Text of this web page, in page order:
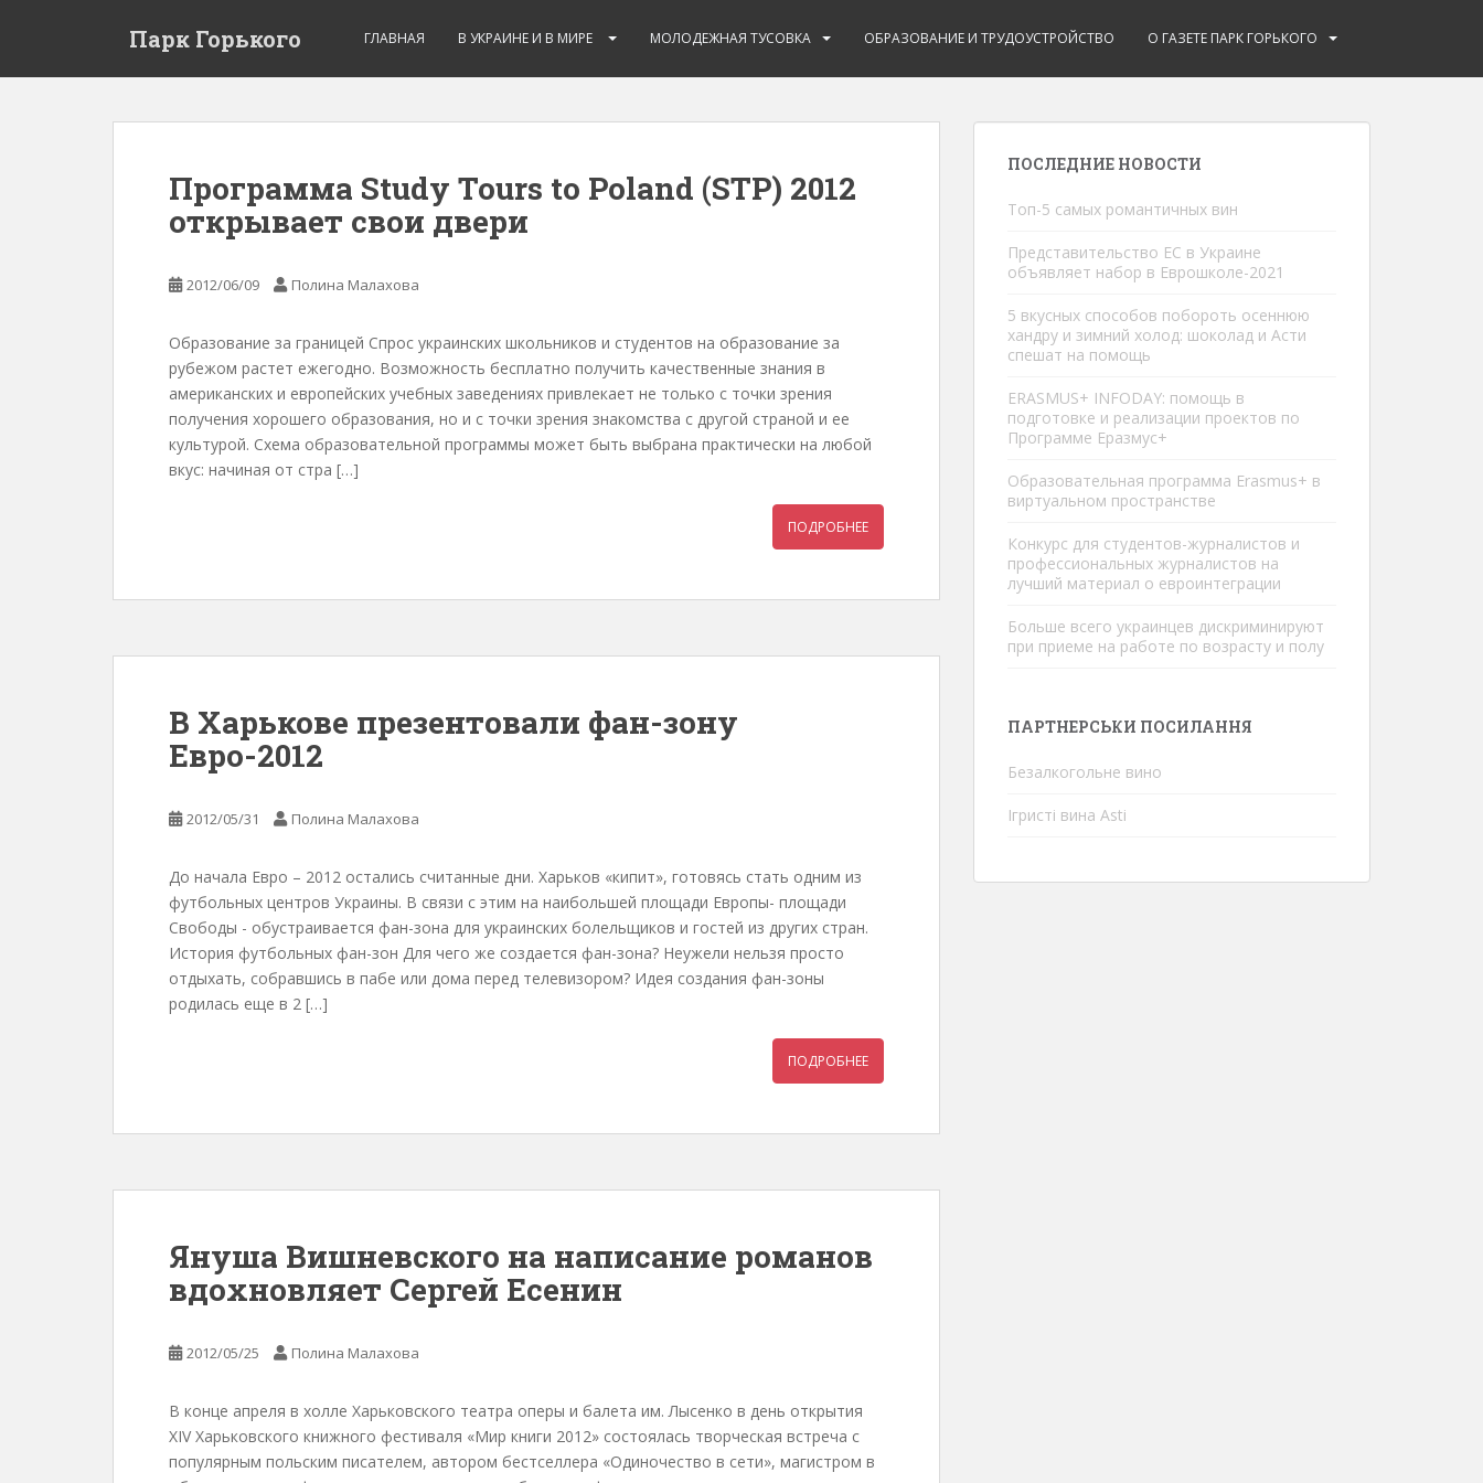
Парк Горького ГЛАВНАЯ В УКРАИНЕ И В МИРЕ МОЛОДЕЖНАЯ ТУСОВКА ОБРАЗОВАНИЕ И ТРУДОУСТРОЙСТВО О ГАЗЕТЕ ПАРК ГОРЬКОГО
Программа Study Tours to Poland (STP) 2012
открывает свои двери
2012/06/09 Полина Малахова
Образование за границей Спрос украинских школьников и студентов на образование за
рубежом растет ежегодно. Возможность бесплатно получить качественные знания в
американских и европейских учебных заведениях привлекает не только с точки зрения
получения хорошего образования, но и с точки зрения знакомства с другой страной и ее
культурой. Схема образовательной программы может быть выбрана практически на любой
вкус: начиная от стра […]
ПОДРОБНЕЕ
В Харькове презентовали фан-зону
Евро-2012
2012/05/31 Полина Малахова
До начала Евро – 2012 остались считанные дни. Харьков «кипит», готовясь стать одним из
футбольных центров Украины. В связи с этим на наибольшей площади Европы- площади
Свободы - обустраивается фан-зона для украинских болельщиков и гостей из других стран.
История футбольных фан-зон Для чего же создается фан-зона? Неужели нельзя просто
отдыхать, собравшись в пабе или дома перед телевизором? Идея создания фан-зоны
родилась еще в 2 […]
ПОДРОБНЕЕ
Януша Вишневского на написание романов
вдохновляет Сергей Есенин
2012/05/25 Полина Малахова
В конце апреля в холле Харьковского театра оперы и балета им. Лысенко в день открытия
XIV Харьковского книжного фестиваля «Мир книги 2012» состоялась творческая встреча с
популярным польским писателем, автором бестселлера «Одиночество в сети», магистром в
ПОСЛЕДНИЕ НОВОСТИ
Топ-5 самых романтичных вин
Представительство ЕС в Украине
объявляет набор в Еврошколe-2021
5 вкусных способов побороть осеннюю
хандру и зимний холод: шоколад и Асти
спешат на помощь
ERASMUS+ INFODAY: помощь в
подготовке и реализации проектов по
Программе Еразмус+
Образовательная программа Erasmus+ в
виртуальном пространстве
Конкурс для студентов-журналистов и
профессиональных журналистов на
лучший материал о евроинтеграции
Больше всего украинцев дискриминируют
при приеме на работе по возрасту и полу
ПАРТНЕРСЬКИ ПОСИЛАННЯ
Безалкогольне вино
Ігристі вина Asti